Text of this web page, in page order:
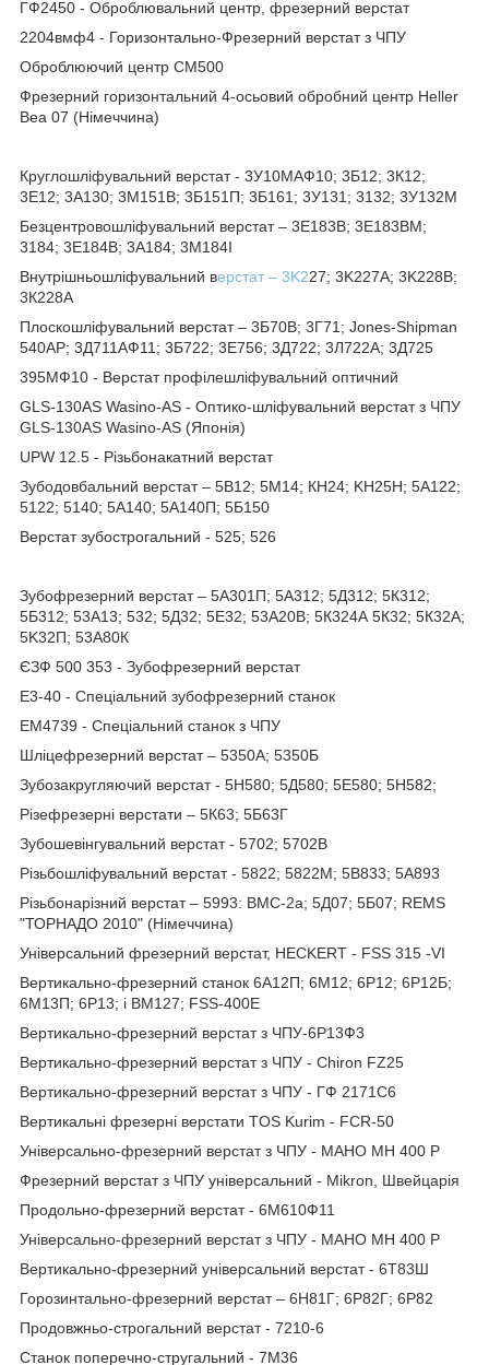
ГФ2450 - Оброблювальний центр, фрезерний верстат
2204вмф4 - Горизонтально-Фрезерний верстат з ЧПУ
Оброблюючий центр СМ500
Фрезерний горизонтальний 4-осьовий обробний центр Heller
Bea 07 (Німеччина)
Круглошліфувальний верстат - 3У10МАФ10; 3Б12; 3К12;
3Е12; 3А130; 3М151В; 3Б151П; 3Б161; 3У131; 3132; 3У132М
Безцентровошліфувальний верстат – 3Е183В; 3Е183ВМ;
3184; 3Е184В; 3А184; 3М184І
Внутрішньошліфувальний верстат – 3K227; 3K227A; 3K228B;
3К228А
Плоскошліфувальний верстат – 3Б70В; 3Г71; Jones-Shipman
540AP; 3Д711АФ11; 3Б722; 3Е756; 3Д722; 3Л722А; 3Д725
395МФ10 - Верстат профілешліфувальний оптичний
GLS-130AS Wasino-AS - Оптико-шліфувальний верстат з ЧПУ
GLS-130AS Wasino-AS (Японія)
UPW 12.5 - Різьбонакатний верстат
Зубодовбальний верстат – 5В12; 5М14; КН24; KH25H; 5А122;
5122; 5140; 5A140; 5А140П; 5Б150
Верстат зубострогальний - 525; 526
Зубофрезерний верстат – 5A301П; 5А312; 5Д312; 5К312;
5Б312; 53А13; 532; 5Д32; 5Е32; 53A20B; 5К324А 5К32; 5К32А;
5K32П; 53А80К
ЄЗФ 500 353 - Зубофрезерний верстат
Е3-40 - Спеціальний зубофрезерний станок
ЕМ4739 - Спеціальний станок з ЧПУ
Шліцефрезерний верстат – 5350А; 5350Б
Зубозакругляючий верстат - 5H580; 5Д580; 5Е580; 5H582;
Різефрезерні верстати – 5К63; 5Б63Г
Зубошевiнгувальний верстат - 5702; 5702B
Різьбошліфувальний верстат - 5822; 5822М; 5B833; 5A893
Різьбонарізний верстат – 5993: ВМС-2а; 5Д07; 5Б07; REMS
"ТОРНАДО 2010" (Німеччина)
Універсальний фрезерний верстат, HECKERT - FSS 315 -VI
Вертикально-фрезерний станок 6А12П; 6М12; 6Р12; 6Р12Б;
6М13П; 6Р13; і ВМ127; FSS-400Е
Вертикально-фрезерний верстат з ЧПУ-6Р13Ф3
Вертикально-фрезерний верстат з ЧПУ - Chiron FZ25
Вертикально-фрезерний верстат з ЧПУ - ГФ 2171С6
Вертикальні фрезерні верстати TOS Kurim - FCR-50
Універсально-фрезерний верстат з ЧПУ - MAHO MH 400 P
Фрезерний верстат з ЧПУ універсальний - Mikron, Швейцарія
Продольно-фрезерний верстат - 6М610Ф11
Універсально-фрезерний верстат з ЧПУ - MAHO MH 400 P
Вертикально-фрезерний універсальний верстат - 6Т83Ш
Горозинтально-фрезерний верстат – 6Н81Г; 6Р82Г; 6Р82
Продовжньо-строгальний верстат - 7210-6
Станок поперечно-стругальний - 7M36